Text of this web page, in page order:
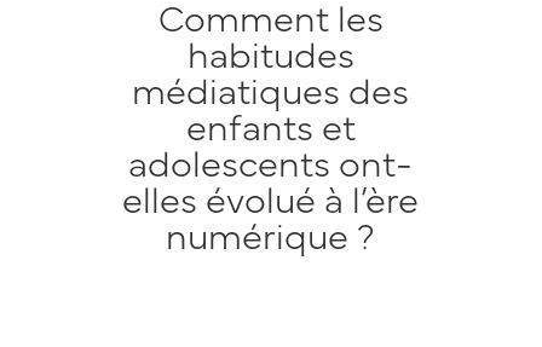
Comment les
habitudes
médiatiques des
enfants et
adolescents ont-
elles évolué à l’ère
numérique ?